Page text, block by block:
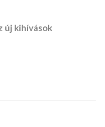
új kihívások